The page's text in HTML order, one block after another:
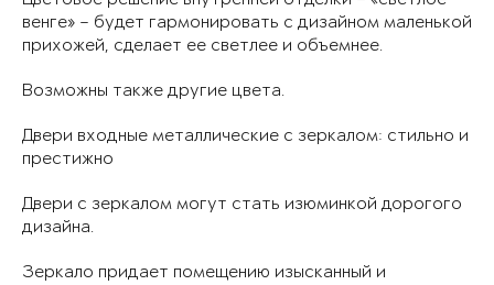
венге» – будет гармонировать с дизайном маленькой
прихожей, сделает ее светлее и объемнее.
Возможны также другие цвета.
Двери входные металлические с зеркалом: стильно и
престижно
Двери с зеркалом могут стать изюминкой дорогого
дизайна.
Зеркало придает помещению изысканный и